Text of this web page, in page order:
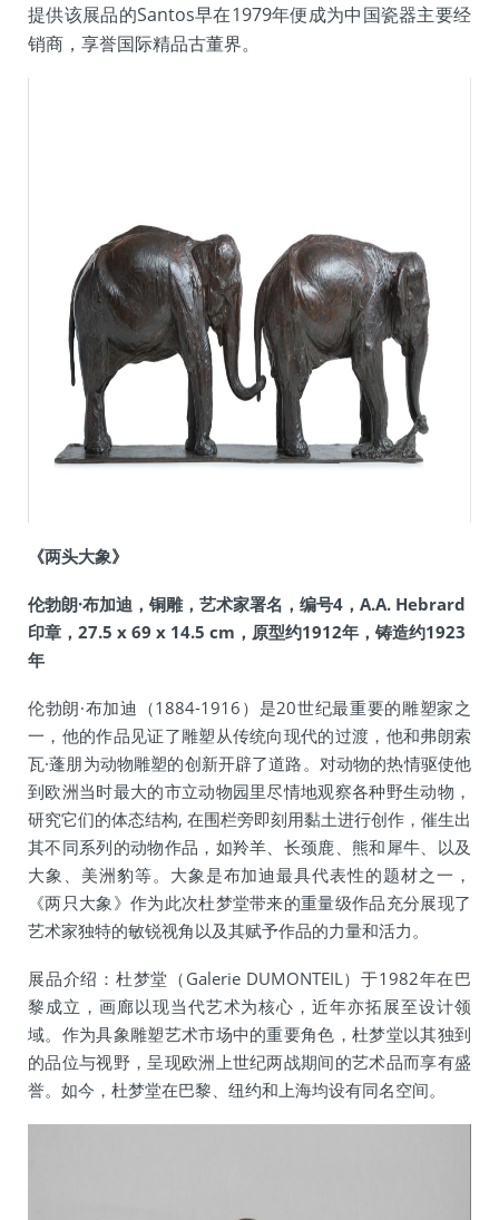
提供该展品的Santos早在1979年便成为中国瓷器主要经
销商，享誉国际精品古董界。
《两头大象》
伦勃朗·布加迪，铜雕，艺术家署名，编号4，A.A. Hebrard
印章，27.5 x 69 x 14.5 cm，原型约1912年，铸造约1923
年
伦勃朗·布加迪（1884-1916）是20世纪最重要的雕塑家之
一，他的作品见证了雕塑从传统向现代的过渡，他和弗朗索
瓦·蓬朋为动物雕塑的创新开辟了道路。对动物的热情驱使他
到欧洲当时最大的市立动物园里尽情地观察各种野生动物，
研究它们的体态结构, 在围栏旁即刻用黏土进行创作，催生出
其不同系列的动物作品，如羚羊、长颈鹿、熊和犀牛、以及
大象、美洲豹等。大象是布加迪最具代表性的题材之一，
《两只大象》作为此次杜梦堂带来的重量级作品充分展现了
艺术家独特的敏锐视角以及其赋予作品的力量和活力。
展品介绍：杜梦堂（Galerie DUMONTEIL）于1982年在巴
黎成立，画廊以现当代艺术为核心，近年亦拓展至设计领
域。作为具象雕塑艺术市场中的重要角色，杜梦堂以其独到
的品位与视野，呈现欧洲上世纪两战期间的艺术品而享有盛
誉。如今，杜梦堂在巴黎、纽约和上海均设有同名空间。